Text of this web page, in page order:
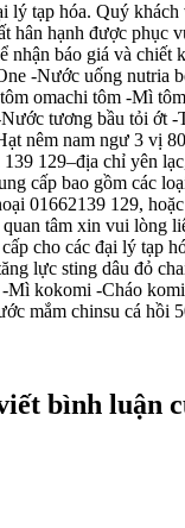
lý tạp hóa. Quý
hân hạnh được
nhận báo giá và
-Nước uống nutria
omachi tôm -Mì
tương bầu tỏi ớt
nêm nam ngư 3 vị
129–địa chỉ yên
cấp bao gồm các
01662139 129,
tâm xin vui lòng
cho các đại lý
lực sting dâu đỏ
Mì kokomi -Cháo
mắm chinsu cá hồi
bình luận